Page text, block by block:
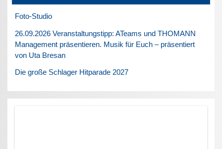
Foto-Studio
26.09.2026 Veranstaltungstipp: ATeams und THOMANN
Management präsentieren. Musik für Euch – präsentiert
von Uta Bresan
Die große Schlager Hitparade 2027